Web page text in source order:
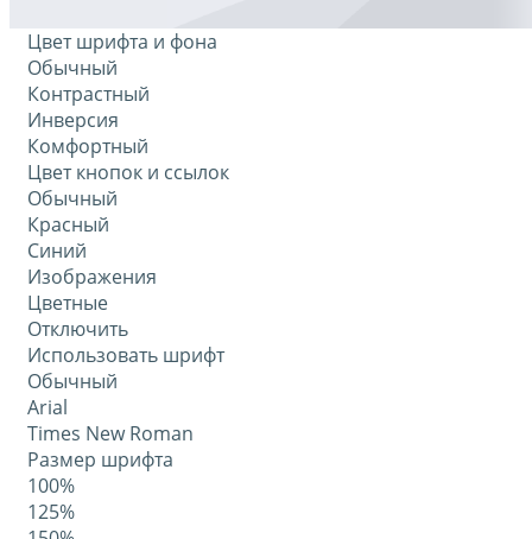
Цвет шрифта и фона
Обычный
Контрастный
Инверсия
Комфортный
Цвет кнопок и ссылок
Обычный
Красный
Синий
Изображения
Цветные
Отключить
Использовать шрифт
Обычный
Arial
Times New Roman
Размер шрифта
100%
125%